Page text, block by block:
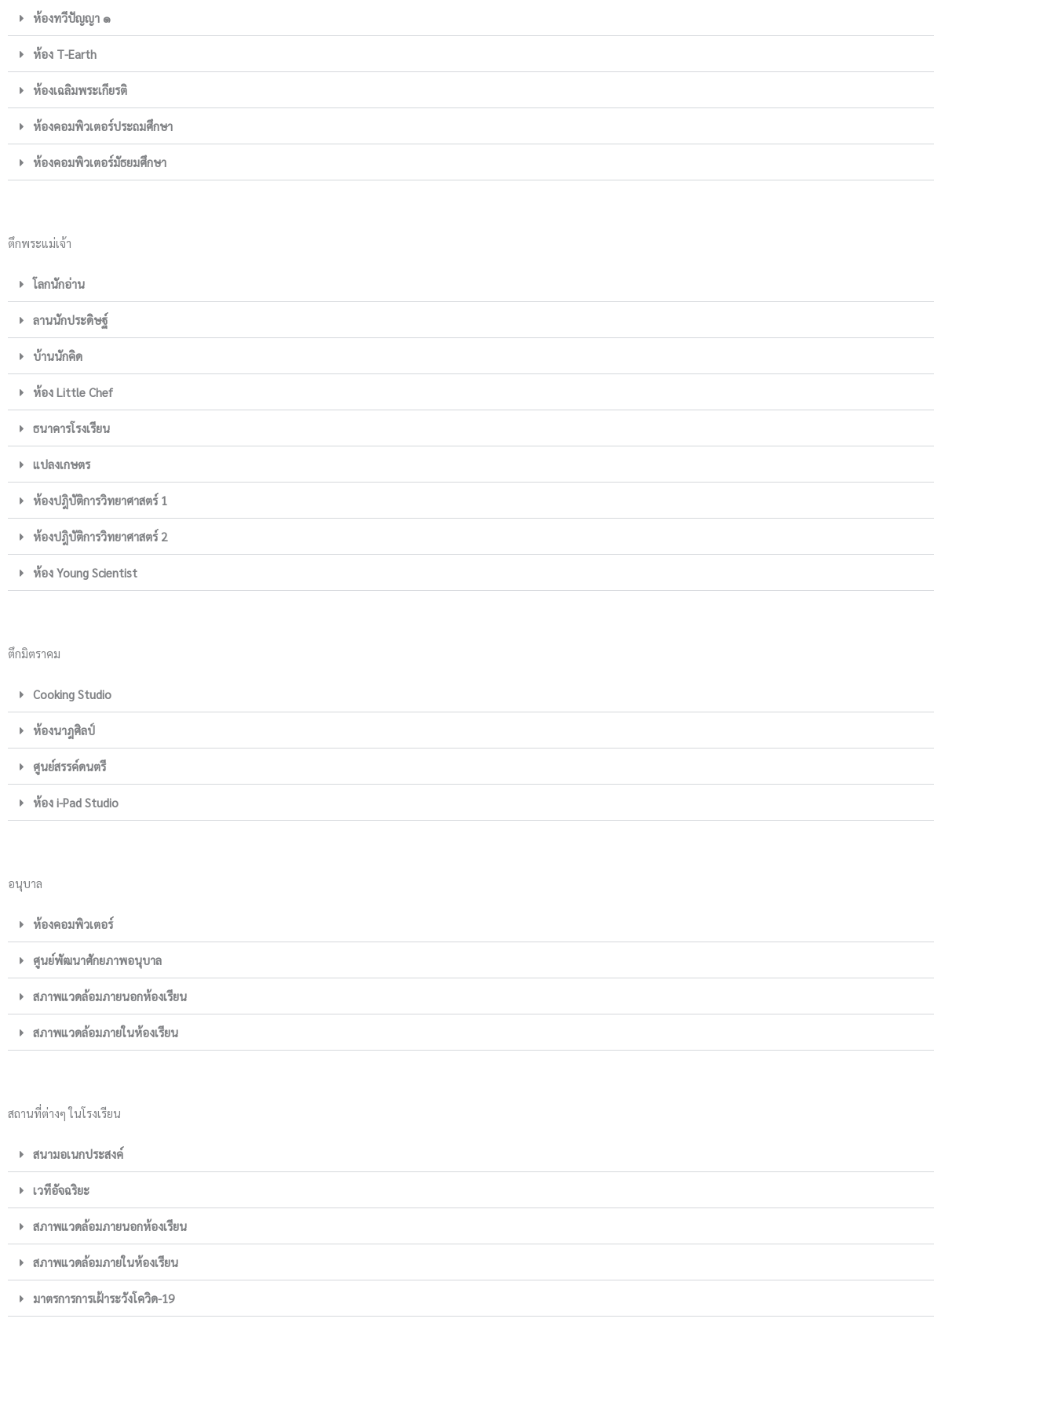
ห้องทวีปัญญา ๑
ห้อง T-Earth
ห้องเฉลิมพระเกียรติ
ห้องคอมพิวเตอร์ประถมศึกษา
ห้องคอมพิวเตอร์มัธยมศึกษา
ตึกพระแม่เจ้า
โลกนักอ่าน
ลานนักประดิษฐ์
บ้านนักคิด
ห้อง Little Chef
ธนาคารโรงเรียน
แปลงเกษตร
ห้องปฎิบัติการวิทยาศาสตร์ 1
ห้องปฎิบัติการวิทยาศาสตร์ 2
ห้อง Young Scientist
ตึกมิตราคม
Cooking Studio
ห้องนาฎศิลป์
ศูนย์สรรค์ดนตรี
ห้อง i-Pad Studio
อนุบาล
ห้องคอมพิวเตอร์
ศูนย์พัฒนาศักยภาพอนุบาล
สภาพแวดล้อมภายนอกห้องเรียน
สภาพแวดล้อมภายในห้องเรียน
สถานที่ต่างๆ ในโรงเรียน
สนามอเนกประสงค์
เวทีอัจฉริยะ
สภาพแวดล้อมภายนอกห้องเรียน
สภาพแวดล้อมภายในห้องเรียน
มาตรการการเฝ้าระวังโควิด-19